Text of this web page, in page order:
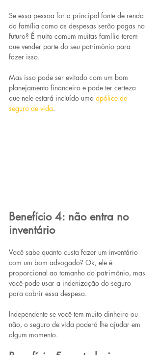
Se essa pessoa for a principal fonte de renda
da família como as despesas serão pagas no
futuro? É muito comum muitas família terem
que vender parte do seu patrimônio para
fazer isso.
Mas isso pode ser evitado com um bom
planejamento financeiro e pode ter certeza
que nele estará incluído uma apólice de
seguro de vida.
Benefício 4: não entra no
inventário
Você sabe quanto custa fazer um inventário
com um bom advogado? Ok, ele é
proporcional ao tamanho do patrimônio, mas
você pode usar a indenização do seguro
para cobrir essa despesa.
Independente se você tem muito dinheiro ou
não, o seguro de vida poderá lhe ajudar em
algum momento.